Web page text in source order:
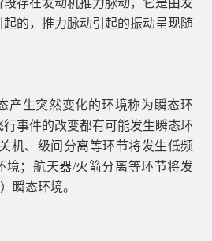
存在发动机推力脉动，它是由发
的，推力脉动引起的振动呈现随
产生突然变化的环境称为瞬态环
事件的改变都有可能发生瞬态环
机、级间分离等环节将发生低频
境；航天器/火箭分离等环节将发
瞬态环境。